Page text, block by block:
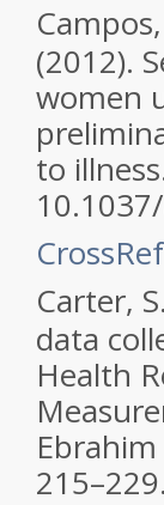
(2012).
women
to
Carter,
data
Health
215–229.